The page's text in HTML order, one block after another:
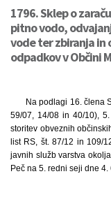
1796. Sklep o
pitno vodo,
vode ter zbiranja in
odpadkov v Občini
Na podlagi 16. člena
59/07, 14/08 in 40/10),
storitev obveznih
list RS, št. 87/12 in 109/
javnih služb varstva
Peč na 5. redni seji dne 4.